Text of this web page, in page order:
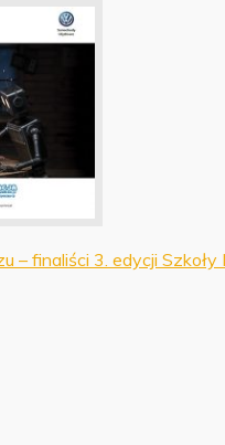
finaliści 3. edycji Szkoły